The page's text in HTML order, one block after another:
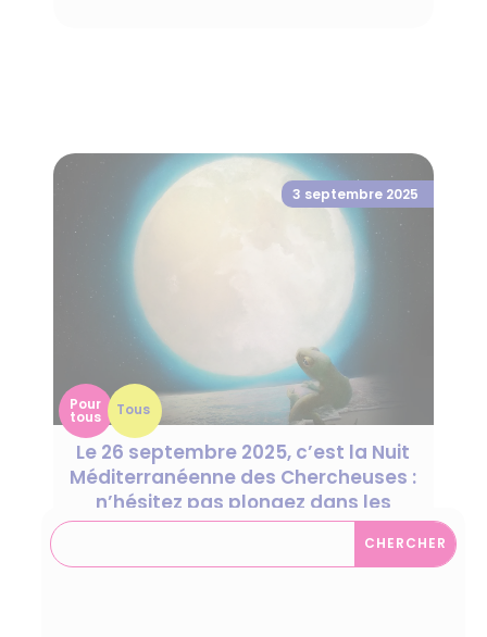
Le 26 septembre 2025, c’est la Nuit
Méditerranéenne des Chercheuses :
n’hésitez pas plongez dans les
sciences !
3 septembre 2025
Pour
tous Tous